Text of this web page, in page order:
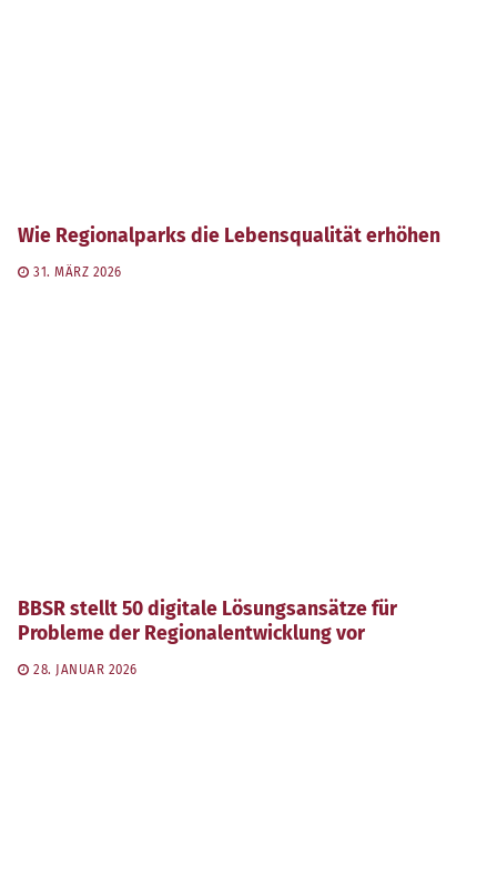
Wie Regionalparks die Lebensqualität erhöhen
31. MÄRZ 2026
BBSR stellt 50 digitale Lösungsansätze für
Probleme der Regionalentwicklung vor
28. JANUAR 2026